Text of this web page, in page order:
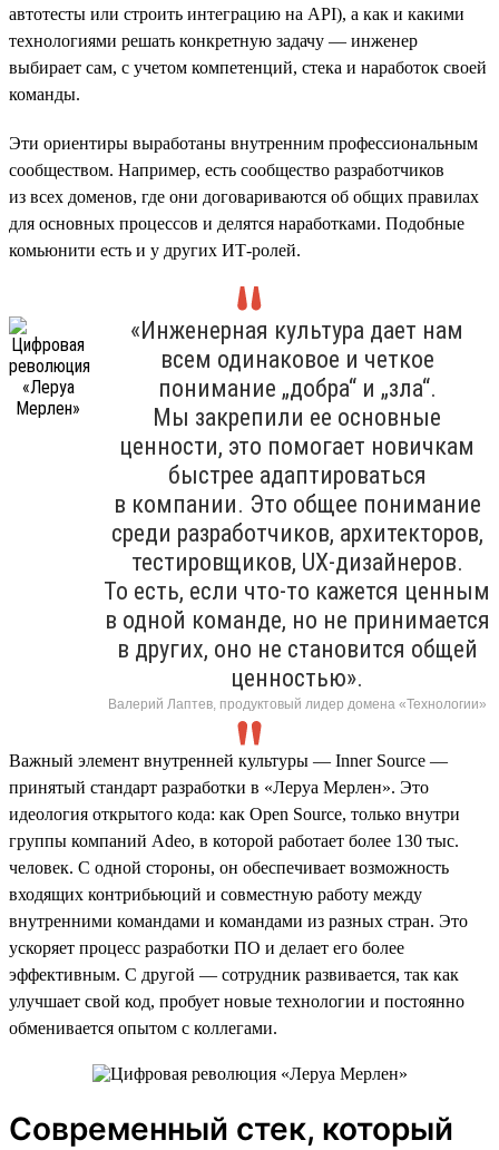
автотесты или строить интеграцию на API), а как и какими
технологиями решать конкретную задачу — инженер
выбирает сам, с учетом компетенций, стека и наработок своей
команды.
Эти ориентиры выработаны внутренним профессиональным
сообществом. Например, есть сообщество разработчиков
из всех доменов, где они договариваются об общих правилах
для основных процессов и делятся наработками. Подобные
комьюнити есть и у других ИТ-ролей.
«Инженерная культура дает нам
всем одинаковое и четкое
понимание „добра“ и „зла“.
Мы закрепили ее основные
ценности, это помогает новичкам
быстрее адаптироваться
в компании. Это общее понимание
среди разработчиков, архитекторов,
тестировщиков, UX-дизайнеров.
То есть, если что-то кажется ценным
в одной команде, но не принимается
в других, оно не становится общей
ценностью».
Валерий Лаптев, продуктовый лидер домена «Технологии»
Важный элемент внутренней культуры — Inner Source —
принятый стандарт разработки в «Леруа Мерлен». Это
идеология открытого кода: как Open Source, только внутри
группы компаний Adeo, в которой работает более 130 тыс.
человек. С одной стороны, он обеспечивает возможность
входящих контрибьюций и совместную работу между
внутренними командами и командами из разных стран. Это
ускоряет процесс разработки ПО и делает его более
эффективным. С другой — сотрудник развивается, так как
улучшает свой код, пробует новые технологии и постоянно
обменивается опытом с коллегами.
Современный стек, который